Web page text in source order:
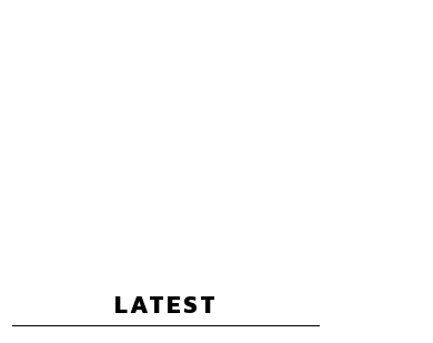
LATEST